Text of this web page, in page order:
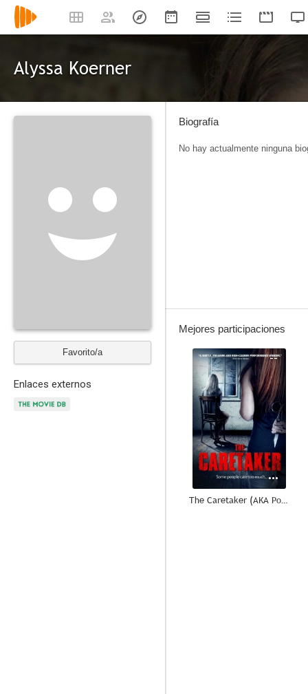
Alyssa Koerner
Favorito/a
Enlaces externos
Biografía
No hay actualmente ninguna
Mejores participaciones
--
The Caretaker (AKA Portend)